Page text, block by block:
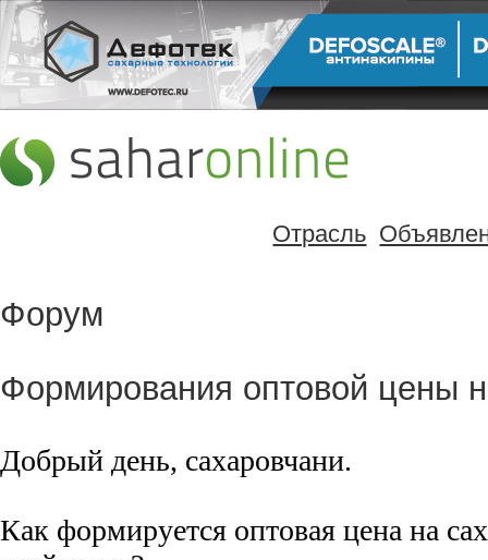
Отрасль
Форум
Формирования оптовой цены
Добрый день, сахаровчани.
Как формируется оптовая цена на